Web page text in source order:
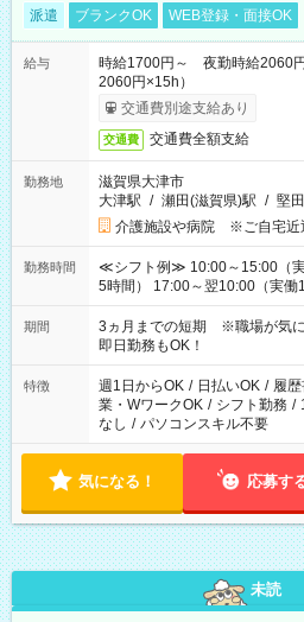
派遣 ブランクOK WEB登録・面接OK
給与
時給1700円～ 夜勤時給2060
2060円×15h）
交通費別途支給あり
交通費 交通費全額支給
勤務地
滋賀県大津市
大津駅 / 瀬田(滋賀県)駅 / 堅
介護施設や病院 ※ご自宅近
勤務時間
≪シフト例≫ 10:00～15:00（
5時間） 17:00～翌10:00（実働15時間）な
働く時間は調整できます！ お
期間
3ヵ月までの短期 ※職場が気
即日勤務もOK！
特徴 週1日からOK / 日払いOK / 履
業・WワークOK / シフト勤務 /
なし / パソコンスキル不要
気になる！ 応募す
未読